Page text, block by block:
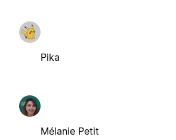
Pika
Mélanie Petit